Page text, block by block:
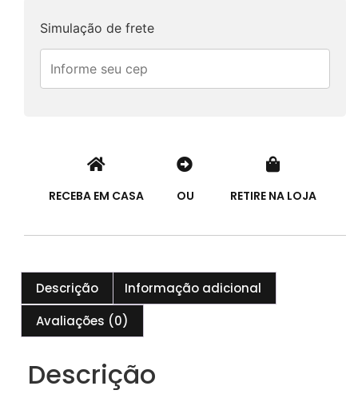
Simulação de frete
RECEBA EM CASA OU RETIRE NA LOJA
Descrição
Informação adicional
Avaliações (0)
Descrição